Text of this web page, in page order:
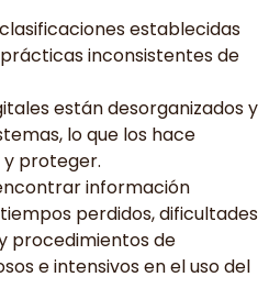
establecidas
inconsistentes de
están desorganizados y
lo que los hace
proteger.
información
perdidos, dificultades
procedimientos de
e intensivos en el uso del